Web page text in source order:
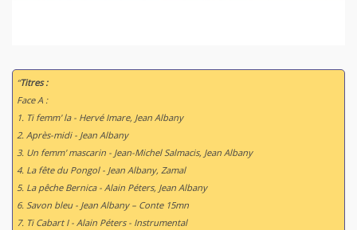
“Titres :
Face A :
1. Ti femm' la - Hervé Imare, Jean Albany
2. Après-midi - Jean Albany
3. Un femm' mascarin - Jean-Michel Salmacis, Jean Albany
4. La fête du Pongol - Jean Albany, Zamal
5. La pêche Bernica - Alain Péters, Jean Albany
6. Savon bleu - Jean Albany – Conte 15mn
7. Ti Cabart I - Alain Péters - Instrumental